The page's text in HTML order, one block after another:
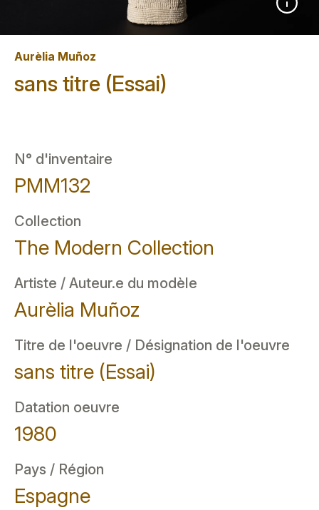
Aurèlia Muñoz
sans titre (Essai)
N° d'inventaire
PMM132
Collection
The Modern Collection
Artiste / Auteur.e du modèle
Aurèlia Muñoz
Titre de l'oeuvre / Désignation de l'oeuvre
sans titre (Essai)
Datation oeuvre
1980
Pays / Région
Espagne